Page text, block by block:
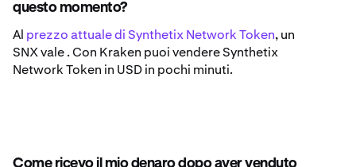
questo momento?
Al prezzo attuale di Synthetix Network Token, un
SNX vale . Con Kraken puoi vendere Synthetix
Network Token in USD in pochi minuti.
Come ricevo il mio denaro dopo aver venduto